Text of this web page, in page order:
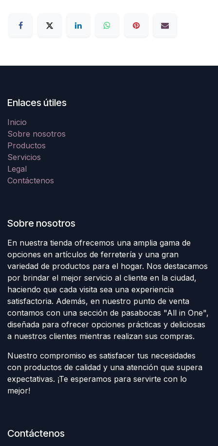
Enlaces útiles
Inicio
Sobre nosotros
Productos
Servicios
Legal
Contáctenos
Sobre nosotros
En nuestra tienda ofrecemos una amplia gama de
opciones en artículos de ferretería y una gran
variedad de productos para el hogar. Nos destacamos
por brindar el mejor servicio al cliente en la ciudad,
haciendo que cada visita sea una experiencia
satisfactoria. Además, en nuestro punto de venta
contamos con una sección de pasabocas "All in One",
diseñada para ofrecer opciones prácticas y deliciosas
a nuestros clientes mientras realizan sus compras.
Nuestro compromiso es satisfacer tus necesidades
con productos de calidad y una atención que supera
expectativas. ¡Te esperamos para servirte con lo
mejor!
Contáctenos